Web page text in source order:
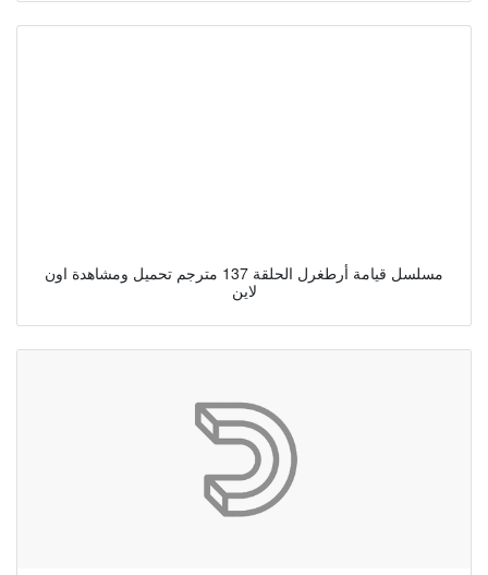
مسلسل قيامة أرطغرل الحلقة 137 مترجم تحميل ومشاهدة اون
لاين